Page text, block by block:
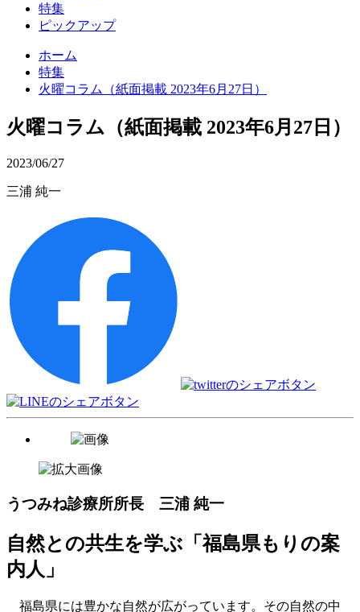
特集
ピックアップ
ホーム
特集
火曜コラム（紙面掲載 2023年6月27日）
火曜コラム（紙面掲載 2023年6月27日）
2023/06/27
三浦 純一
うつみね診療所所長 三浦 純一
自然との共生を学ぶ「福島県もりの案
内人」
福島県には豊かな自然が広がっています。その自然の中